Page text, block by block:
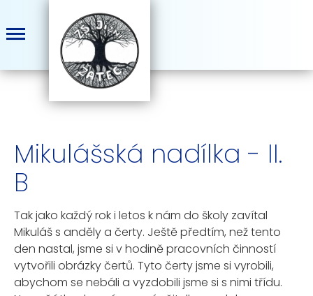
Mikulášská nadílka - II.
B
Tak jako každý rok i letos k nám do školy zavítal
Mikuláš s anděly a čerty. Ještě předtím, než tento
den nastal, jsme si v hodině pracovních činností
vytvořili obrázky čertů. Tyto čerty jsme si vyrobili,
abychom se nebáli a vyzdobili jsme si s nimi třídu.